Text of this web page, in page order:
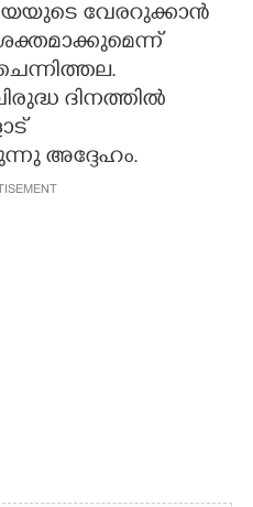
വേരറുക്കാൻ
ദിനത്തിൽ
അദ്ദേഹം.